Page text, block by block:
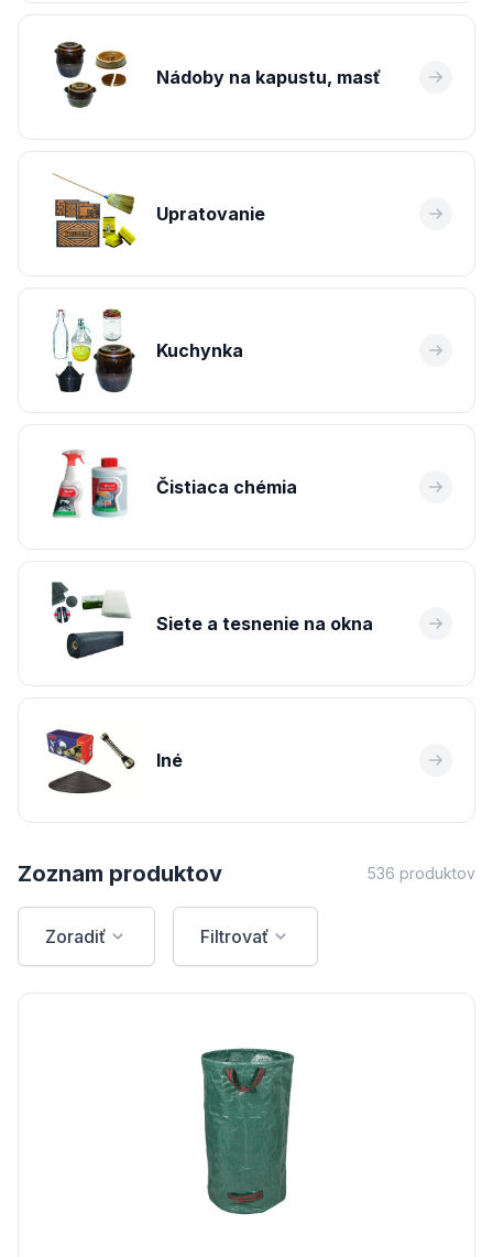
Nádoby na kapustu, masť
Upratovanie
Kuchynka
Čistiaca chémia
Siete a tesnenie na okna
Iné
Zoznam produktov 536 produktov
Zoradiť Filtrovať